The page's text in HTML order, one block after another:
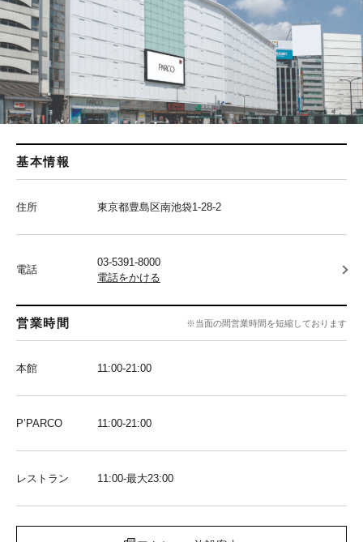
基本情報
住所 東京都豊島区南池袋1-28-2
電話
03-5391-8000
電話をかける
営業時間 ※当面の間営業時間を短縮しております
本館 11:00-21:00
P’PARCO 11:00-21:00
レストラン 11:00-最大23:00